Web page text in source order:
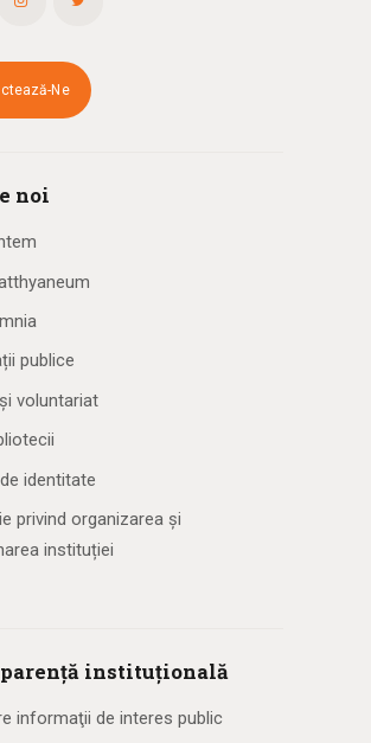
Ne
noi
publice
voluntariat
identitate
privind organizarea și
instituției
instituțională
informaţii de interes public